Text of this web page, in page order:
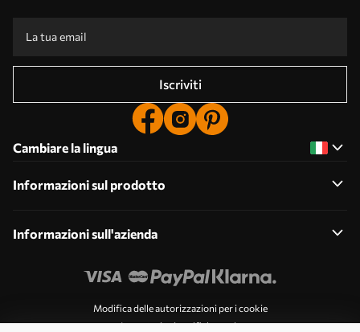
Iscriviti
Cambiare la lingua
Informazioni sul prodotto
Informazioni sull'azienda
Modifica delle autorizzazioni per i cookie
Impostazioni notifiche push